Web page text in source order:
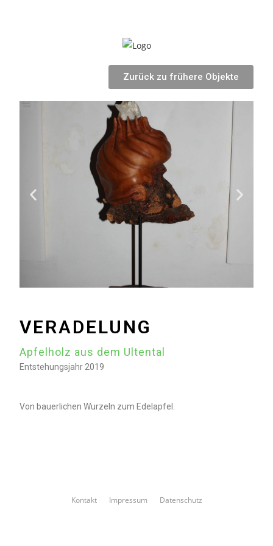
Zurück zu frühere Objekte
VERADELUNG
Apfelholz aus dem Ultental
Entstehungsjahr 2019
Von bauerlichen Wurzeln zum Edelapfel.
Kontakt Impressum Datenschutz